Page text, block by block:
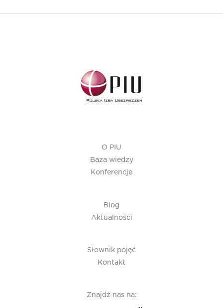
O PIU
Baza wiedzy
Konferencje
Blog
Aktualności
Słownik pojęć
Kontakt
Znajdź nas na: